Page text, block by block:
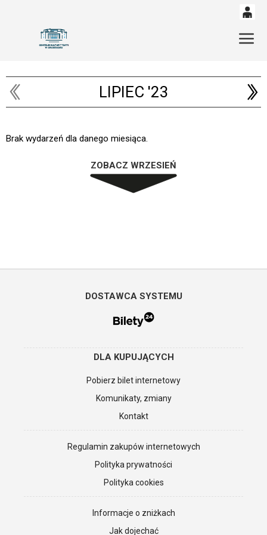
14 54
LIPIEC '23
Brak wydarzeń dla danego miesiąca.
ZOBACZ WRZESIEŃ
DOSTAWCA SYSTEMU
DLA KUPUJĄCYCH
Pobierz bilet internetowy
Komunikaty, zmiany
Kontakt
Regulamin zakupów internetowych
Polityka prywatności
Polityka cookies
Informacje o zniżkach
Jak dojechać